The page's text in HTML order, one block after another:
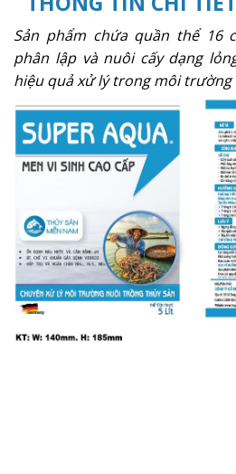
Sản phẩm chứa quần thể 16
phân lập và nuôi cấy dạng
hiệu quả xử lý trong môi trường